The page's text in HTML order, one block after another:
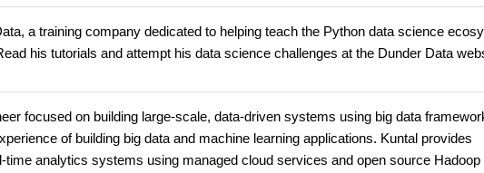
a training company dedicated to helping teach the Python data science
his tutorials and attempt his data science challenges at the Dunder Data
focused on building large-scale, data-driven systems using big data
of building big data and machine learning applications. Kuntal provides
analytics systems using managed cloud services and open source Hadoop